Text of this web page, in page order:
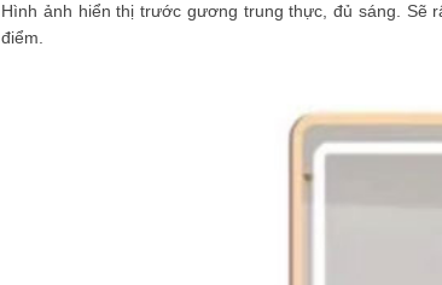
Hình ảnh hiển thị trước gương trung thực, đủ sáng. Sẽ
điểm.